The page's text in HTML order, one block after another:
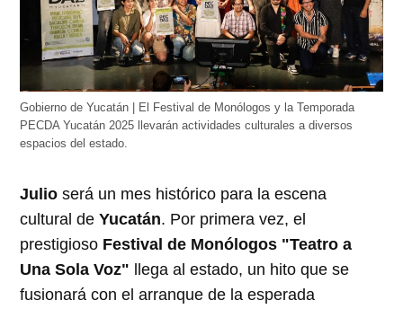
Gobierno de Yucatán | El Festival de Monólogos y la Temporada
PECDA Yucatán 2025 llevarán actividades culturales a diversos
espacios del estado.
Julio será un mes histórico para la escena
cultural deYucatán. Por primera vez, el
prestigioso Festival de Monólogos "Teatro a
Una Sola Voz" llega al estado, un hito que se
fusionará con el arranque de la esperada